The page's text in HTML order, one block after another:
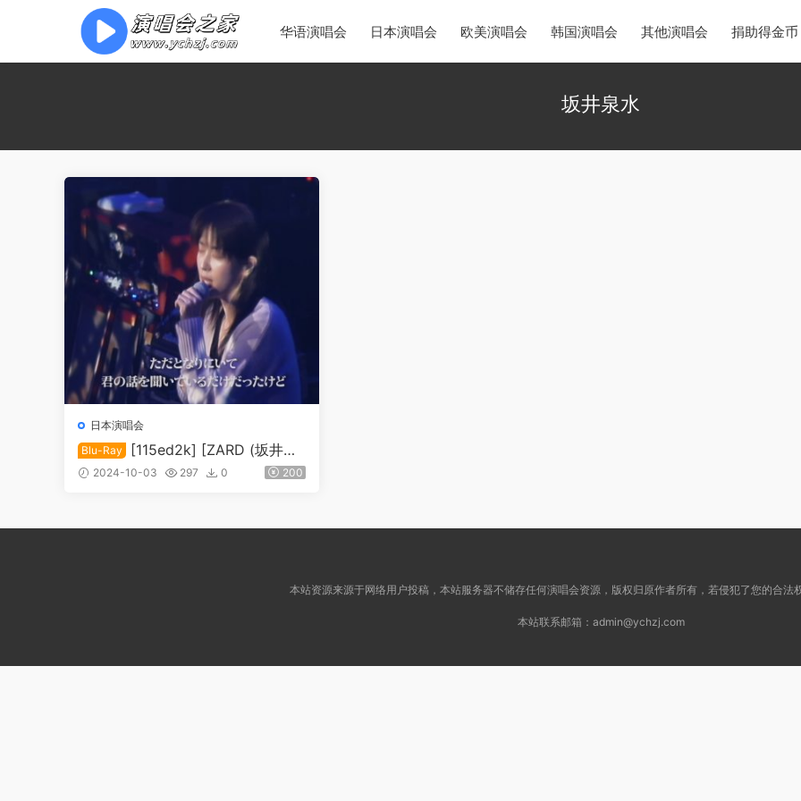
华语演唱会 日本演唱会 欧美演唱会 韩国演唱会 其他演唱会 捐助得金币
坂井泉水
日本演唱会
Blu-Ray
[115ed2k] [ZARD (坂井泉
水) 2004年演唱会 30周年纪念版
2024-10-03 297 0 200
本站资源来源于网络用户投稿，本站服务器不储存任何演唱会资源，版权归原作者所有，若侵犯了您的合法
本站联系邮箱： admin@ychzj.com